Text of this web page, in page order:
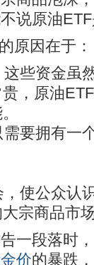
说原油
原因在于：
些资金虽
，原油
要拥有一
使公众认
宗商品市
一段落时，
价的暴跌